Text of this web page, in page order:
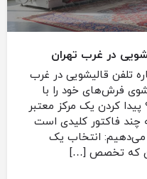
در غرب تهران
تلفن قالیشویی در غرب
فرش‌های خود را با
پیدا کردن یک مرکز معتبر
چند فاکتور کلیدی است
می‌دهیم: انتخاب یک
که تخصص […]